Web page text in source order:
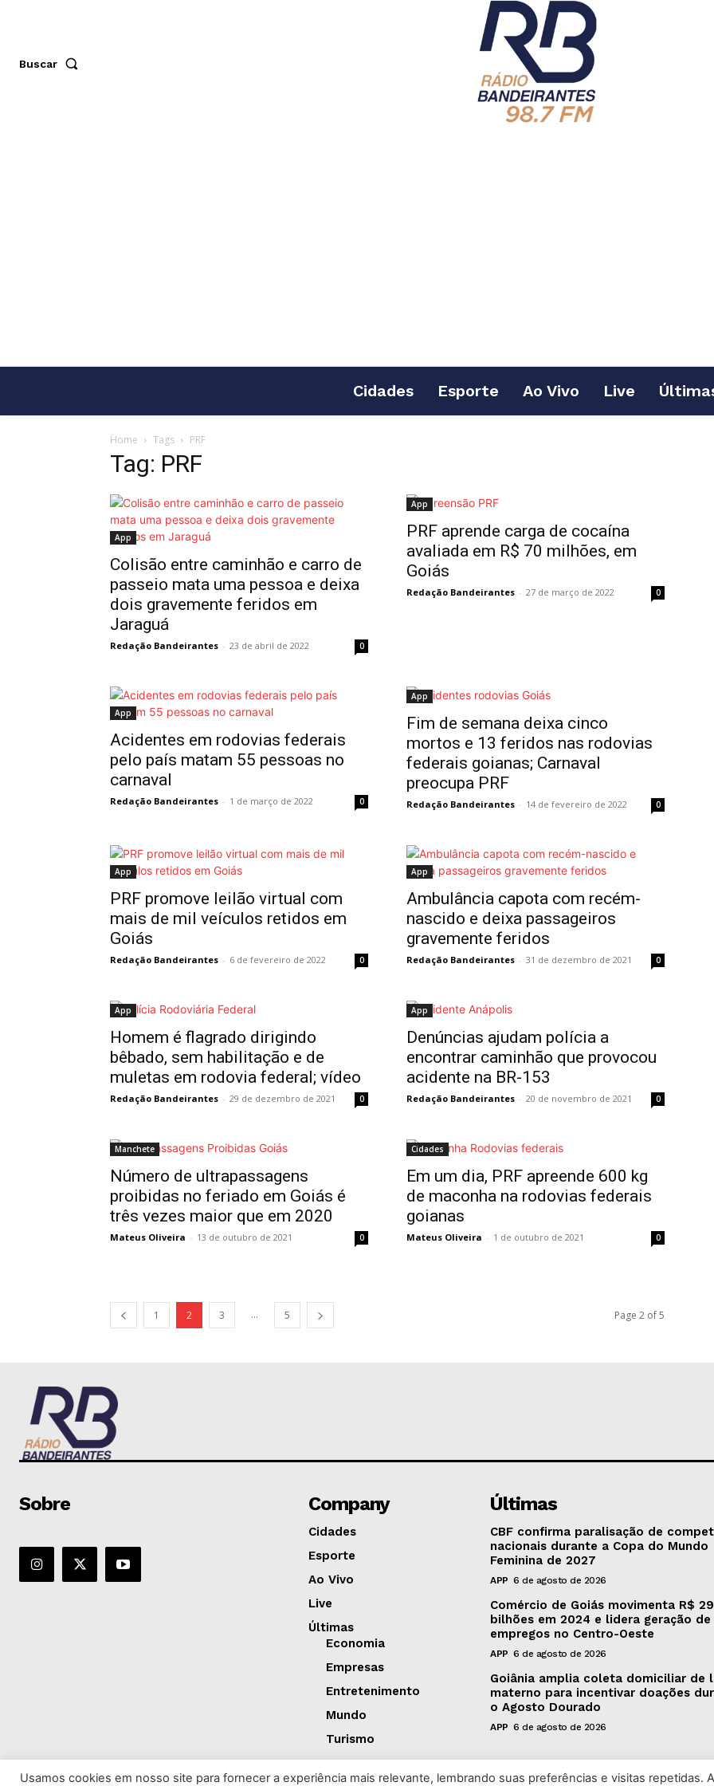
Buscar
Cidades Esporte Ao Vivo Live
Home Tags PRF
Tag: PRF
App
Colisão entre caminhão e carro de
passeio mata uma pessoa e deixa
dois gravemente feridos em
Jaraguá
Redação Bandeirantes - 23 de abril de 2022 0
App
PRF aprende carga de cocaína
avaliada em R$ 70 milhões, em
Goiás
Redação Bandeirantes - 27 de março de 2022 0
App
Acidentes em rodovias federais
pelo país matam 55 pessoas no
carnaval
Redação Bandeirantes - 1 de março de 2022 0
App
Fim de semana deixa cinco
mortos e 13 feridos nas rodovias
federais goianas; Carnaval
preocupa PRF
Redação Bandeirantes - 14 de fevereiro de 2022 0
App
PRF promove leilão virtual com
mais de mil veículos retidos em
Goiás
Redação Bandeirantes - 6 de fevereiro de 2022 0
App
Ambulância capota com recém-
nascido e deixa passageiros
gravemente feridos
Redação Bandeirantes - 31 de dezembro de 2021 0
App
Homem é flagrado dirigindo
bêbado, sem habilitação e de
muletas em rodovia federal; vídeo
Redação Bandeirantes - 29 de dezembro de 2021 0
App
Denúncias ajudam polícia a
encontrar caminhão que provocou
acidente na BR-153
Redação Bandeirantes - 20 de novembro de 2021 0
Manchete
Número de ultrapassagens
proibidas no feriado em Goiás é
três vezes maior que em 2020
Mateus Oliveira - 13 de outubro de 2021 0
Cidades
Em um dia, PRF apreende 600 kg
de maconha na rodovias federais
goianas
Mateus Oliveira - 1 de outubro de 2021 0
1 2 3 ... 5 Page 2 of 5
Sobre Company
Cidades
Esporte
Ao Vivo
Live
Últimas
Economia
Empresas
Entretenimento
Mundo
Turismo
Últimas
CBF confirma paralisação de
nacionais durante a Copa do Mundo
Feminina de 2027
APP 6 de agosto de 2026
Comércio de Goiás movimenta R$
bilhões em 2024 e lidera geração de
empregos no Centro-Oeste
APP 6 de agosto de 2026
Goiânia amplia coleta domiciliar de
materno para incentivar doações
o Agosto Dourado
APP 6 de agosto de 2026
Usamos cookies em nosso site para fornecer a experiência mais relevante, lembrando suas preferências e visitas repetidas.